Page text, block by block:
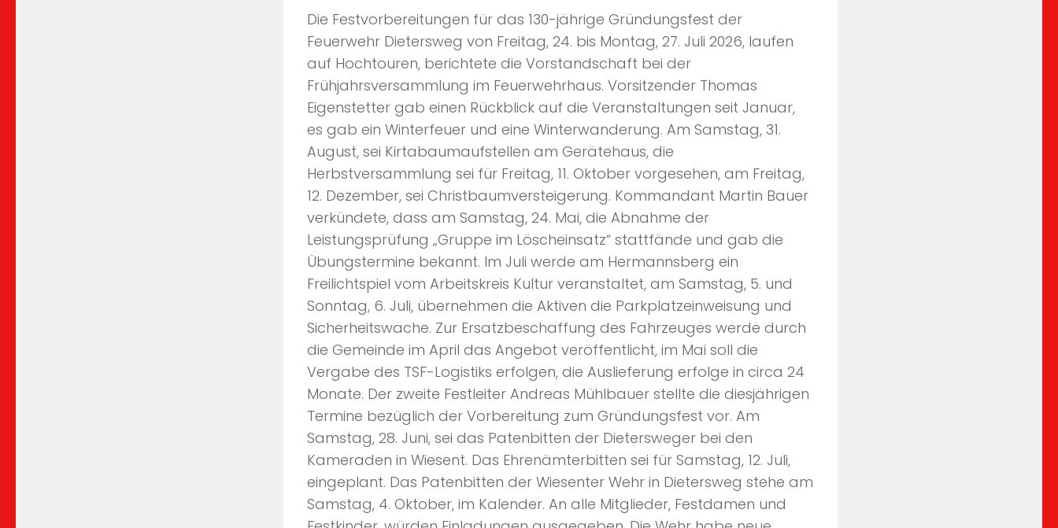
Die Festvorbereitungen für das 130-jährige Gründungsfest der
Feuerwehr Dietersweg von Freitag, 24. bis Montag, 27. Juli 2026, laufen
auf Hochtouren, berichtete die Vorstandschaft bei der
Frühjahrsversammlung im Feuerwehrhaus. Vorsitzender Thomas
Eigenstetter gab einen Rückblick auf die Veranstaltungen seit Januar,
es gab ein Winterfeuer und eine Winterwanderung. Am Samstag, 31.
August, sei Kirtabaumaufstellen am Gerätehaus, die
Herbstversammlung sei für Freitag, 11. Oktober vorgesehen, am Freitag,
12. Dezember, sei Christbaumversteigerung. Kommandant Martin Bauer
verkündete, dass am Samstag, 24. Mai, die Abnahme der
Leistungsprüfung „Gruppe im Löscheinsatz“ stattfände und gab die
Übungstermine bekannt. Im Juli werde am Hermannsberg ein
Freilichtspiel vom Arbeitskreis Kultur veranstaltet, am Samstag, 5. und
Sonntag, 6. Juli, übernehmen die Aktiven die Parkplatzeinweisung und
Sicherheitswache. Zur Ersatzbeschaffung des Fahrzeuges werde durch
die Gemeinde im April das Angebot veröffentlicht, im Mai soll die
Vergabe des TSF-Logistiks erfolgen, die Auslieferung erfolge in circa 24
Monate. Der zweite Festleiter Andreas Mühlbauer stellte die diesjährigen
Termine bezüglich der Vorbereitung zum Gründungsfest vor. Am
Samstag, 28. Juni, sei das Patenbitten der Dietersweger bei den
Kameraden in Wiesent. Das Ehrenämterbitten sei für Samstag, 12. Juli,
eingeplant. Das Patenbitten der Wiesenter Wehr in Dietersweg stehe am
Samstag, 4. Oktober, im Kalender. An alle Mitglieder, Festdamen und